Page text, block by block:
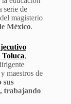
serie de
magisterio
México.
Toluca,
maestros de
sus
trabajando